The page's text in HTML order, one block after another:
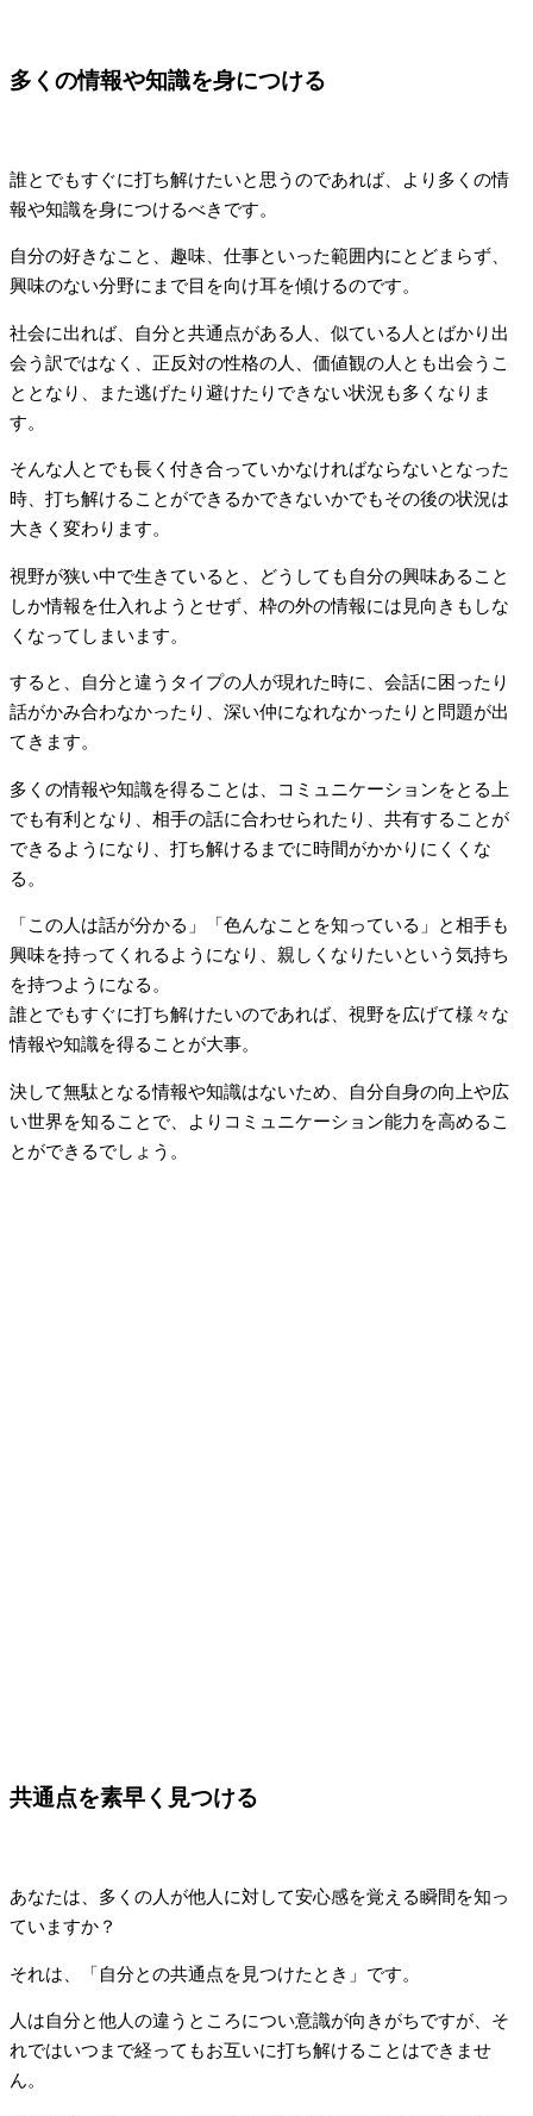
多くの情報や知識を身につける
誰とでもすぐに打ち解けたいと思うのであれば、より多くの情
報や知識を身につけるべきです。
自分の好きなこと、趣味、仕事といった範囲内にとどまらず、
興味のない分野にまで目を向け耳を傾けるのです。
社会に出れば、自分と共通点がある人、似ている人とばかり出
会う訳ではなく、正反対の性格の人、価値観の人とも出会うこ
ととなり、また逃げたり避けたりできない状況も多くなりま
す。
そんな人とでも長く付き合っていかなければならないとなった
時、打ち解けることができるかできないかでもその後の状況は
大きく変わります。
視野が狭い中で生きていると、どうしても自分の興味あること
しか情報を仕入れようとせず、枠の外の情報には見向きもしな
くなってしまいます。
すると、自分と違うタイプの人が現れた時に、会話に困ったり
話がかみ合わなかったり、深い仲になれなかったりと問題が出
てきます。
多くの情報や知識を得ることは、コミュニケーションをとる上
でも有利となり、相手の話に合わせられたり、共有することが
できるようになり、打ち解けるまでに時間がかかりにくくな
る。
「この人は話が分かる」「色んなことを知っている」と相手も
興味を持ってくれるようになり、親しくなりたいという気持ち
を持つようになる。
誰とでもすぐに打ち解けたいのであれば、視野を広げて様々な
情報や知識を得ることが大事。
決して無駄となる情報や知識はないため、自分自身の向上や広
い世界を知ることで、よりコミュニケーション能力を高めるこ
とができるでしょう。
共通点を素早く見つける
あなたは、多くの人が他人に対して安心感を覚える瞬間を知っ
ていますか？
それは、「自分との共通点を見つけたとき」です。
人は自分と他人の違うところについ意識が向きがちですが、そ
れではいつまで経ってもお互いに打ち解けることはできませ
ん。